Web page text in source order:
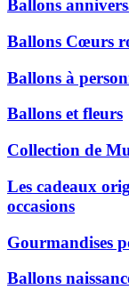
Ballons
Ballons Cœurs
Ballons à
Ballons et fleurs
Collection de
Les cadeaux
occasions
Gourmandises
Ballons